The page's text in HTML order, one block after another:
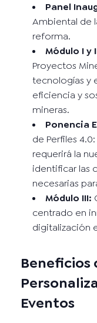
Panel
Ambiental de
reforma.
Módulo I y
Proyectos
tecnologías y
eficiencia y
mineras.
Ponencia
de Perfiles
requerirá la
identificar las
necesarias
Módulo III:
centrado en
digitalización
Beneficios
Eventos